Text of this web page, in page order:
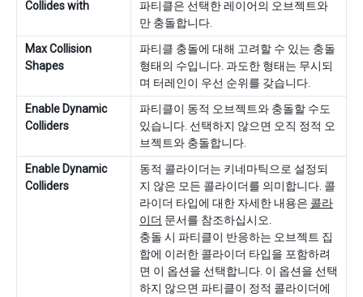
Collides with
파티클은 선택한 레이어의 오브젝트와
만 충돌합니다.
Max Collision
Shapes
파티클 충돌에 대해 고려할 수 있는 충돌
형태의 수입니다. 과도한 형태는 무시되
며 터레인이 우선 순위를 갖습니다.
Enable Dynamic
Colliders
파티클이 동적 오브젝트와 충돌할 수도
있습니다. 선택하지 않으면 오직 정적 오
브젝트와 충돌합니다.
Enable Dynamic
Colliders
동적 콜라이더는 키네마틱으로 설정되
지 않은 모든 콜라이더를 의미합니다. 콜
라이더 타입에 대한 자세한 내용은 콜라
이더 문서를 참조하십시오.
충돌 시 파티클이 반응하는 오브젝트 집
합에 이러한 콜라이더 타입을 포함하려
면 이 옵션을 선택합니다. 이 옵션을 선택
하지 않으면 파티클이 정적 콜라이더에